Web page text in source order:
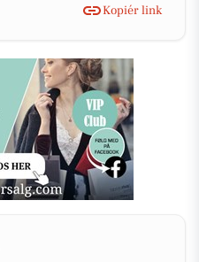
Kopiér link